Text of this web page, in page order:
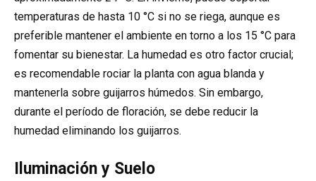
temperaturas de hasta 10 °C si no se riega, aunque es
preferible mantener el ambiente en torno a los 15 °C para
fomentar su bienestar. La humedad es otro factor crucial;
es recomendable rociar la planta con agua blanda y
mantenerla sobre guijarros húmedos. Sin embargo,
durante el período de floración, se debe reducir la
humedad eliminando los guijarros.
Iluminación y Suelo